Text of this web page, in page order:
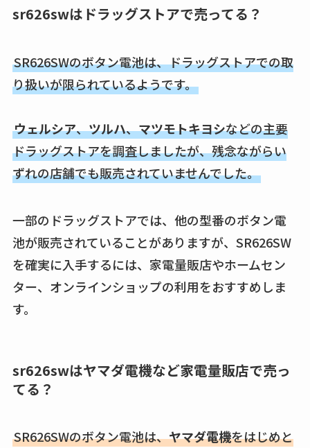
sr626swはドラッグストアで売ってる？
SR626SWのボタン電池は、ドラッグストアでの取
り扱いが限られているようです。
ウェルシア、ツルハ、マツモトキヨシなどの主要
ドラッグストアを調査しましたが、残念ながらい
ずれの店舗でも販売されていませんでした。
一部のドラッグストアでは、他の型番のボタン電
池が販売されていることがありますが、SR626SW
を確実に入手するには、家電量販店やホームセン
ター、オンラインショップの利用をおすすめしま
す。
sr626swはヤマダ電機など家電量販店で売っ
てる？
SR626SWのボタン電池は、ヤマダ電機をはじめと